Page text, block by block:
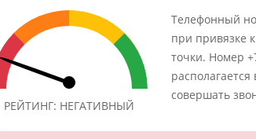
РЕЙТИНГ: НЕГАТИВНЫЙ
Телефонный
при привязке
точки. Номер
совершать